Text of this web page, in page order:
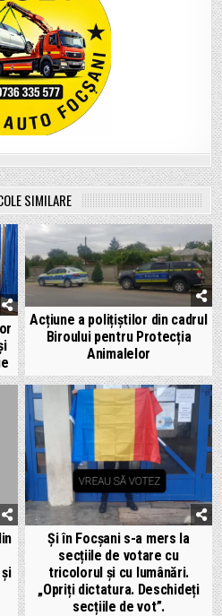
SIMILARE
Acțiune a polițiștilor din cadrul
Biroului pentru Protecția
Animalelor
Și în Focșani s-a mers la
secțiile de votare cu
tricolorul și cu lumânări.
„Opriți dictatura. Deschideți
secțiile de vot”.